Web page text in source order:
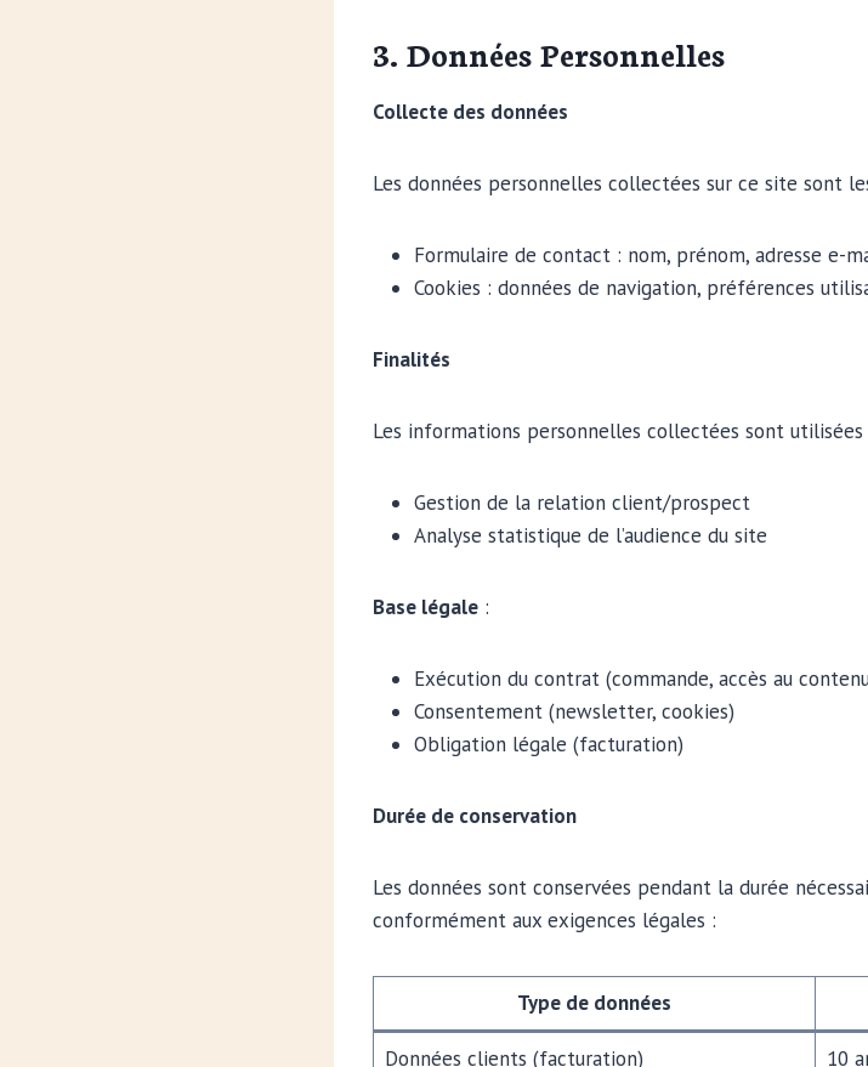
3. Données Personnelles
Collecte des données
Les données personnelles collectées sur ce site sont
Formulaire de contact : nom, prénom, adresse e-
Cookies : données de navigation, préférences
Finalités
Les informations personnelles collectées sont utilisées
Gestion de la relation client/prospect
Analyse statistique de l’audience du site
Base légale :
Exécution du contrat (commande, accès au
Consentement (newsletter, cookies)
Obligation légale (facturation)
Durée de conservation
Les données sont conservées pendant la durée
conformément aux exigences légales :
Type de données
Données clients (facturation)
10